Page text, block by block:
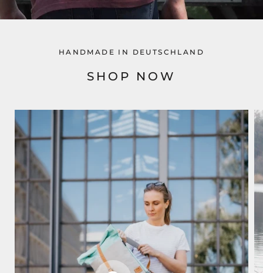
HANDMADE IN DEUTSCHLAND
SHOP NOW